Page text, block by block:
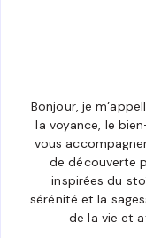
Bonjour, je
la voyance, le
vous
de découverte
inspirées du
sérénité et la
de la vie et